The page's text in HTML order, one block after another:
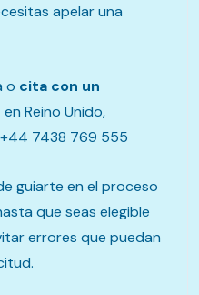
apelar una
o cita con un
en Reino Unido,
7438 769 555
guiarte en el proceso
que seas elegible
errores que puedan